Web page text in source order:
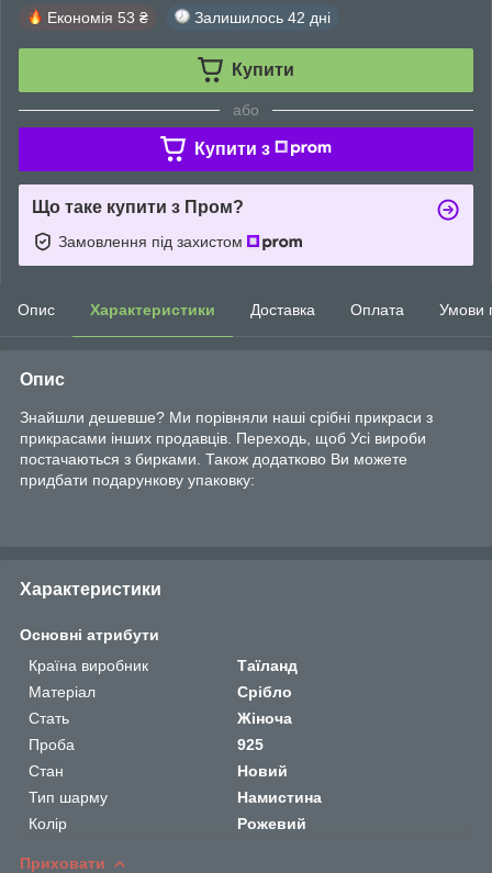
Економія 53 ₴ Залишилось 42 дні
Купити
або
Купити з
Що таке купити з Пром?
Замовлення під захистом
Опис Характеристики Доставка Оплата Умови
Опис
Знайшли дешевше? Ми порівняли наші срібні прикраси з
прикрасами інших продавців. Переходь, щоб Усі вироби
постачаються з бирками. Також додатково Ви можете
придбати подарункову упаковку:
Характеристики
Основні атрибути
Країна виробник
Таїланд
Матеріал
Срібло
Стать
Жіноча
Проба
925
Стан
Новий
Тип шарму
Намистина
Колір
Рожевий
Приховати